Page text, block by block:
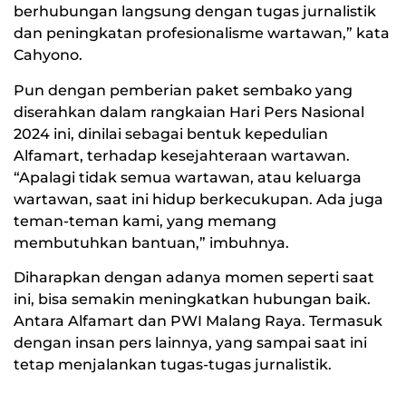
berhubungan langsung dengan tugas jurnalistik
dan peningkatan profesionalisme wartawan,” kata
Cahyono.
Pun dengan pemberian paket sembako yang
diserahkan dalam rangkaian Hari Pers Nasional
2024 ini, dinilai sebagai bentuk kepedulian
Alfamart, terhadap kesejahteraan wartawan.
“Apalagi tidak semua wartawan, atau keluarga
wartawan, saat ini hidup berkecukupan. Ada juga
teman-teman kami, yang memang
membutuhkan bantuan,” imbuhnya.
Diharapkan dengan adanya momen seperti saat
ini, bisa semakin meningkatkan hubungan baik.
Antara Alfamart dan PWI Malang Raya. Termasuk
dengan insan pers lainnya, yang sampai saat ini
tetap menjalankan tugas-tugas jurnalistik.